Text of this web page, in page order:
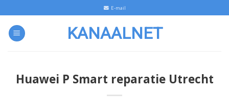
to
content
E-mail
KANAALNET
Huawei P Smart reparatie Utrecht